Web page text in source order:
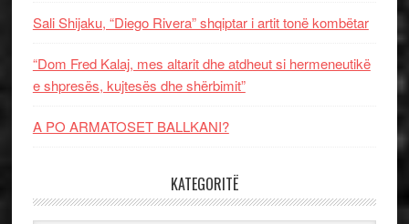
Sali Shijaku, “Diego Rivera” shqiptar i artit tonë kombëtar
“Dom Fred Kalaj, mes altarit dhe atdheut si hermeneutikë
e shpresës, kujtesës dhe shërbimit”
A PO ARMATOSET BALLKANI?
KATEGORITË